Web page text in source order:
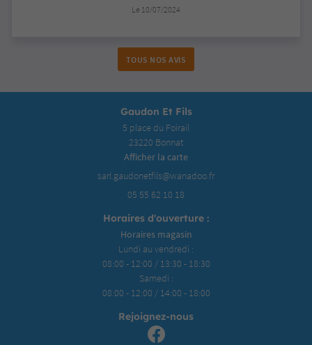
Le 10/07/2024
TOUS NOS AVIS
Gaudon Et Fils
5 place du Foirail
23220 Bonnat
Afficher la carte
05 55 62 10 18
Horaires d'ouverture :
Horaires magasin
Lundi au vendredi :
08:00 - 12:00 / 13:30 - 18:30
Samedi :
08:00 - 12:00 / 14:00 - 18:00
Rejoignez-nous